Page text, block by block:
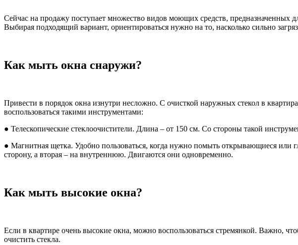
Сейчас на продажу поступает множество видов моющих средств, предназначенных
Выбирая подходящий вариант, ориентироваться нужно на то, насколько сильно
Как мыть окна снаружи?
Привести в порядок окна изнутри несложно. С очисткой наружных стекол в
воспользоваться такими инструментами:
● Телескопические стеклоочистители. Длина – от 150 см. Со стороны такой
● Магнитная щетка. Удобно пользоваться, когда нужно помыть открывающиеся или
сторону, а вторая – на внутреннюю. Двигаются они одновременно.
Как мыть высокие окна?
Если в квартире очень высокие окна, можно воспользоваться стремянкой. Важно,
очистить стекла.